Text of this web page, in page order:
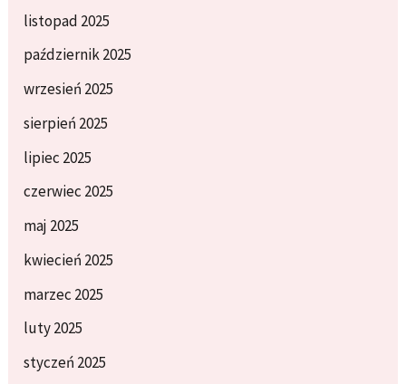
listopad 2025
październik 2025
wrzesień 2025
sierpień 2025
lipiec 2025
czerwiec 2025
maj 2025
kwiecień 2025
marzec 2025
luty 2025
styczeń 2025